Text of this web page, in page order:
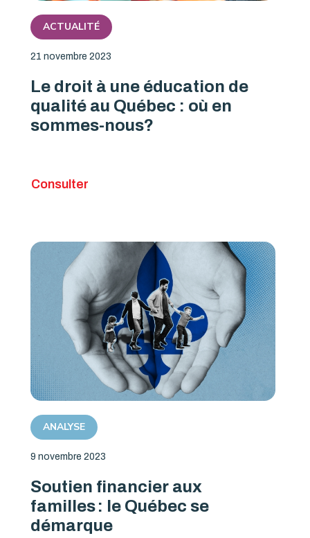
ACTUALITÉ
21 novembre 2023
Le droit à une éducation de
qualité au Québec : où en
sommes-nous?
Consulter
ANALYSE
9 novembre 2023
Soutien financier aux
familles : le Québec se
démarque